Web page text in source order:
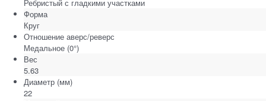
Ребристый с гладкими участками
Форма
Круг
Отношение аверс/реверс
Медальное (0°)
Вес
5.63
Диаметр (мм)
22